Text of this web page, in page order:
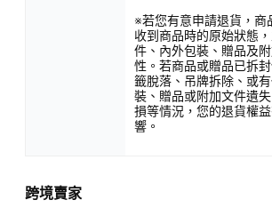
※若您有意申請退貨，商
收到商品時的原始狀態
件、內外包裝、贈品及
性。若商品或贈品已拆
籤脫落、吊牌拆除、或
裝、贈品或附加文件遺
損等情況，您的退貨權
響。
跨境賣家